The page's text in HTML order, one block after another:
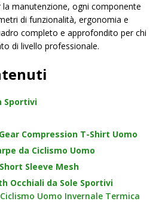
manutenzione, ogni componente
di funzionalità, ergonomia e
completo e approfondito per chi
di livello professionale.
Sportivi
Compression T-Shirt Uomo
da Ciclismo Uomo
Sleeve Mesh
Occhiali da Sole Sportivi
Uomo Invernale Termica